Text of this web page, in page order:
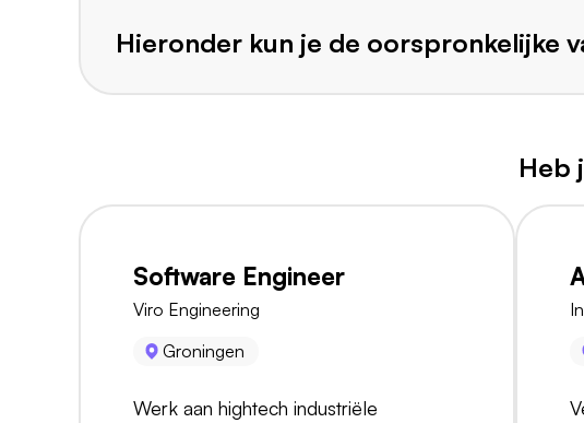
Hieronder kun je de oorspronkelijke
Heb
Software Engineer
Viro Engineering
Groningen
Werk aan hightech industriële